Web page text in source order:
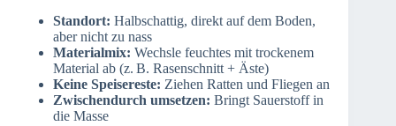
Standort: Halbschattig, direkt auf dem Boden,
aber nicht zu nass
Materialmix: Wechsle feuchtes mit trockenem
Material ab (z. B. Rasenschnitt + Äste)
Keine Speisereste: Ziehen Ratten und Fliegen an
Zwischendurch umsetzen: Bringt Sauerstoff in
die Masse